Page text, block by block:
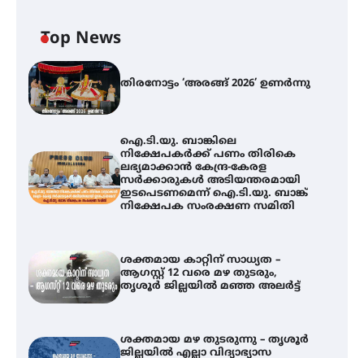
Top News
തിരനോട്ടം ‘അരങ്ങ് 2026’ ഉണർന്നു
ഐ.ടി.യു. ബാങ്കിലെ
നിക്ഷേപകർക്ക് പണം തിരികെ
ലഭ്യമാക്കാൻ കേന്ദ്ര-കേരള
സർക്കാരുകൾ അടിയന്തരമായി
ഇടപെടണമെന്ന് ഐ.ടി.യു. ബാങ്ക്
നിക്ഷേപക സംരക്ഷണ സമിതി
ശക്തമായ കാറ്റിന് സാധ്യത –
ആഗസ്റ്റ് 12 വരെ മഴ തുടരും,
തൃശൂർ ജില്ലയിൽ മഞ്ഞ അലർട്ട്
ശക്തമായ മഴ തുടരുന്നു – തൃശൂർ
ജില്ലയിൽ എല്ലാ വിദ്യാഭ്യാസ